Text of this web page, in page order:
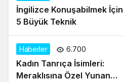
İngilizce Konuşabilmek İçin
5 Büyük Teknik
Haberler 6.700
Kadın Tanrıça İsimleri:
Meraklısına Özel Yunan